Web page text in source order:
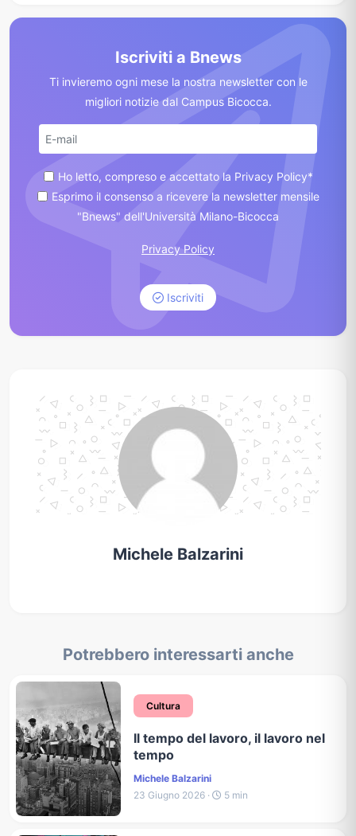
Iscriviti a Bnews
Ti invieremo ogni mese la nostra newsletter con le
migliori notizie dal Campus Bicocca.
Ho letto, compreso e accettato la Privacy Policy*
Esprimo il consenso a ricevere la newsletter mensile
"Bnews" dell'Università Milano-Bicocca
Privacy Policy
Iscriviti
Michele Balzarini
Potrebbero interessarti anche
Cultura
Il tempo del lavoro, il lavoro nel
tempo
Michele Balzarini
23 Giugno 2026 ·
5 min